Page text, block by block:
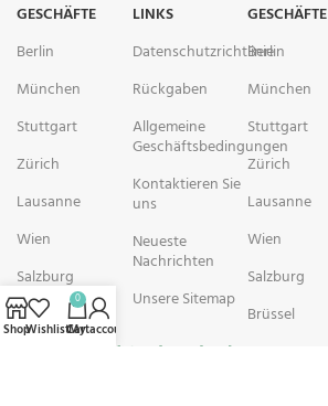
GESCHÄFTE
Berlin
München
Stuttgart
Zürich
Lausanne
Wien
Salzburg
Brüssel
LINKS
Datenschutzrichtlinie
Rückgaben
Allgemeine
Geschäftsbedingungen
Kontaktieren Sie
uns
Neueste
Nachrichten
Unsere Sitemap
GESCHÄFTE
Berlin
München
Stuttgart
Zürich
Lausanne
Wien
Salzburg
Brüssel
ShopWishlist
0
Cart
My account